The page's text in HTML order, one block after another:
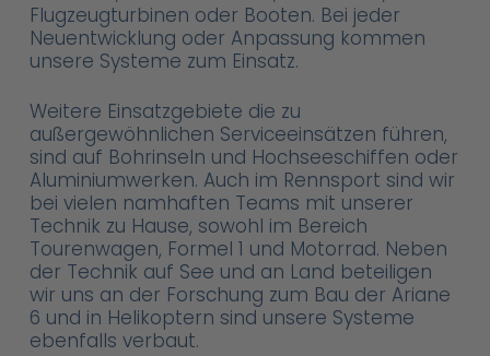
Flugzeugturbinen oder Booten. Bei jeder
Neuentwicklung oder Anpassung kommen
unsere Systeme zum Einsatz.
Weitere Einsatzgebiete die zu
außergewöhnlichen Serviceeinsätzen führen,
sind auf Bohrinseln und Hochseeschiffen oder
Aluminiumwerken. Auch im Rennsport sind wir
bei vielen namhaften Teams mit unserer
Technik zu Hause, sowohl im Bereich
Tourenwagen, Formel 1 und Motorrad. Neben
der Technik auf See und an Land beteiligen
wir uns an der Forschung zum Bau der Ariane
6 und in Helikoptern sind unsere Systeme
ebenfalls verbaut.